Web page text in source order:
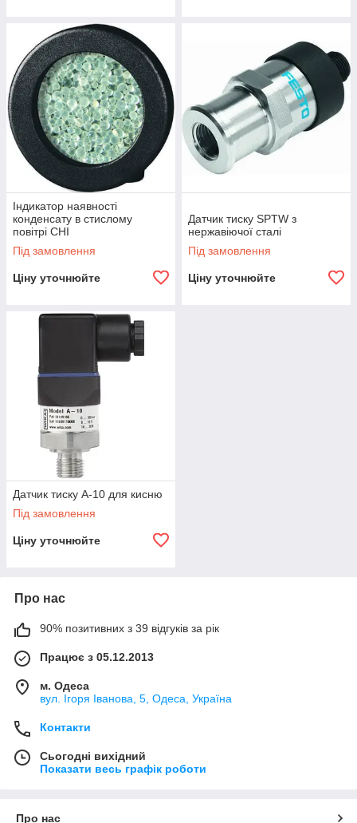
Індикатор наявності
конденсату в стислому
повітрі CHI
Під замовлення
Ціну уточнюйте
Датчик тиску SPTW з
нержавіючої сталі
Під замовлення
Ціну уточнюйте
Датчик тиску A-10 для кисню
Під замовлення
Ціну уточнюйте
Про нас
90% позитивних з 39 відгуків за рік
Працює з 05.12.2013
м. Одеса
вул. Ігоря Іванова, 5, Одеса, Україна
Контакти
Сьогодні вихідний
Показати весь графік роботи
Про нас